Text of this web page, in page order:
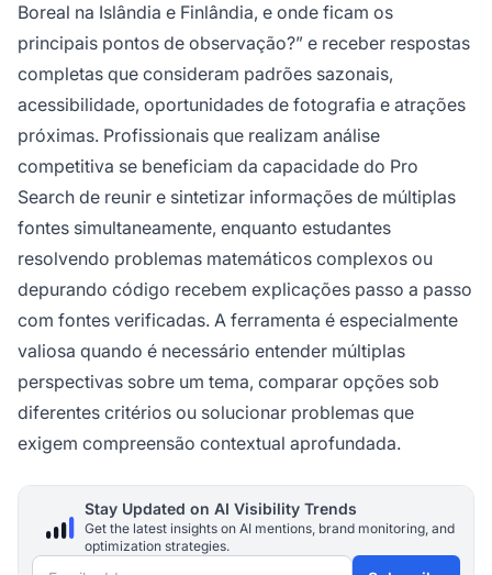
Boreal na Islândia e Finlândia, e onde ficam os
principais pontos de observação?” e receber respostas
completas que consideram padrões sazonais,
acessibilidade, oportunidades de fotografia e atrações
próximas. Profissionais que realizam análise
competitiva se beneficiam da capacidade do Pro
Search de reunir e sintetizar informações de múltiplas
fontes simultaneamente, enquanto estudantes
resolvendo problemas matemáticos complexos ou
depurando código recebem explicações passo a passo
com fontes verificadas. A ferramenta é especialmente
valiosa quando é necessário entender múltiplas
perspectivas sobre um tema, comparar opções sob
diferentes critérios ou solucionar problemas que
exigem compreensão contextual aprofundada.
Stay Updated on AI Visibility Trends
Get the latest insights on AI mentions, brand monitoring, and
optimization strategies.
Email address